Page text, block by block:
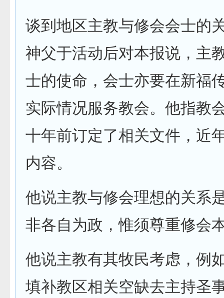
谈到地区主教与修会会士的
神父于活动后对本报说，主
士的使命，会士亦要在新福
实际情况服务教会。他指教
十年前订定了相关文件，近
内容。
他说主教与修会理想的关系
非各自为政，惟须尊重修会
他说主教有其牧民考虑，例
填补教区相关空缺去主持圣